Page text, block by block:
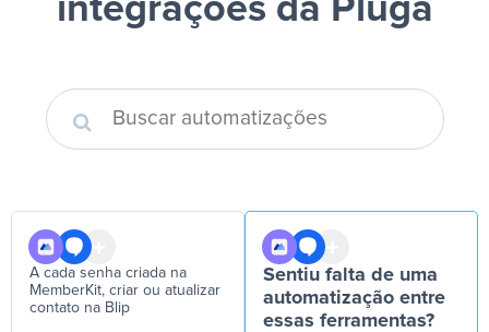
integrações da Pluga
A cada senha criada na
MemberKit, criar ou atualizar
contato na Blip
Sentiu falta de uma
automatização entre
essas ferramentas?